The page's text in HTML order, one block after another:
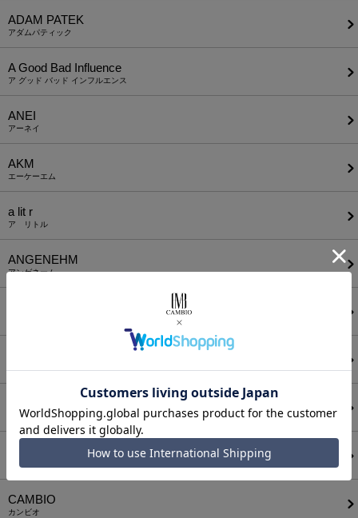
ADAM PATEK
アダムパティック
A Good Bad Influence
ア グッド バッド インフルエンス
ANEI
アーネイ
AKM
エーケーエム
a lit r
ア リトル
ANGENEHM
アンゲネーム
ボディソング
CALL&RESPONSE
コールアンドレスポンス
CAMBIO
カンビオ